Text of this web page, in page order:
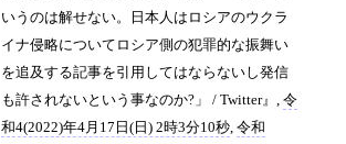
いうのは解せない。日本人はロシアのウクラ
イナ侵略についてロシア側の犯罪的な振舞い
を追及する記事を引用してはならないし発信
も許されないという事なのか?」 / Twitter
, 令
和4(2022)年4月17日(日) 2時3分10秒, 令和